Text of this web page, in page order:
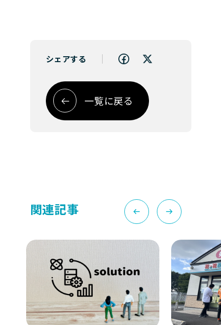
シェアする
一覧に戻る
関連記事